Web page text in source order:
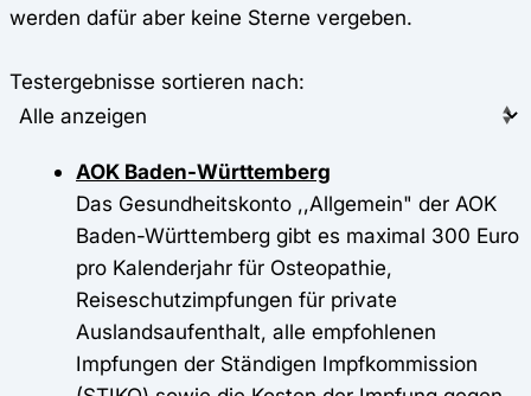
werden dafür aber keine Sterne vergeben.
Testergebnisse sortieren nach:
AOK Baden-Württemberg
Das Gesundheitskonto ,,Allgemein" der AOK
Baden-Württemberg gibt es maximal 300 Euro
pro Kalenderjahr für Osteopathie,
Reiseschutzimpfungen für private
Auslandsaufenthalt, alle empfohlenen
Impfungen der Ständigen Impfkommission